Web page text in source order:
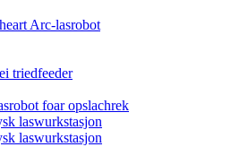
Arc-lasrobot
triedfeeder
foar opslachrek
laswurkstasjon
laswurkstasjon